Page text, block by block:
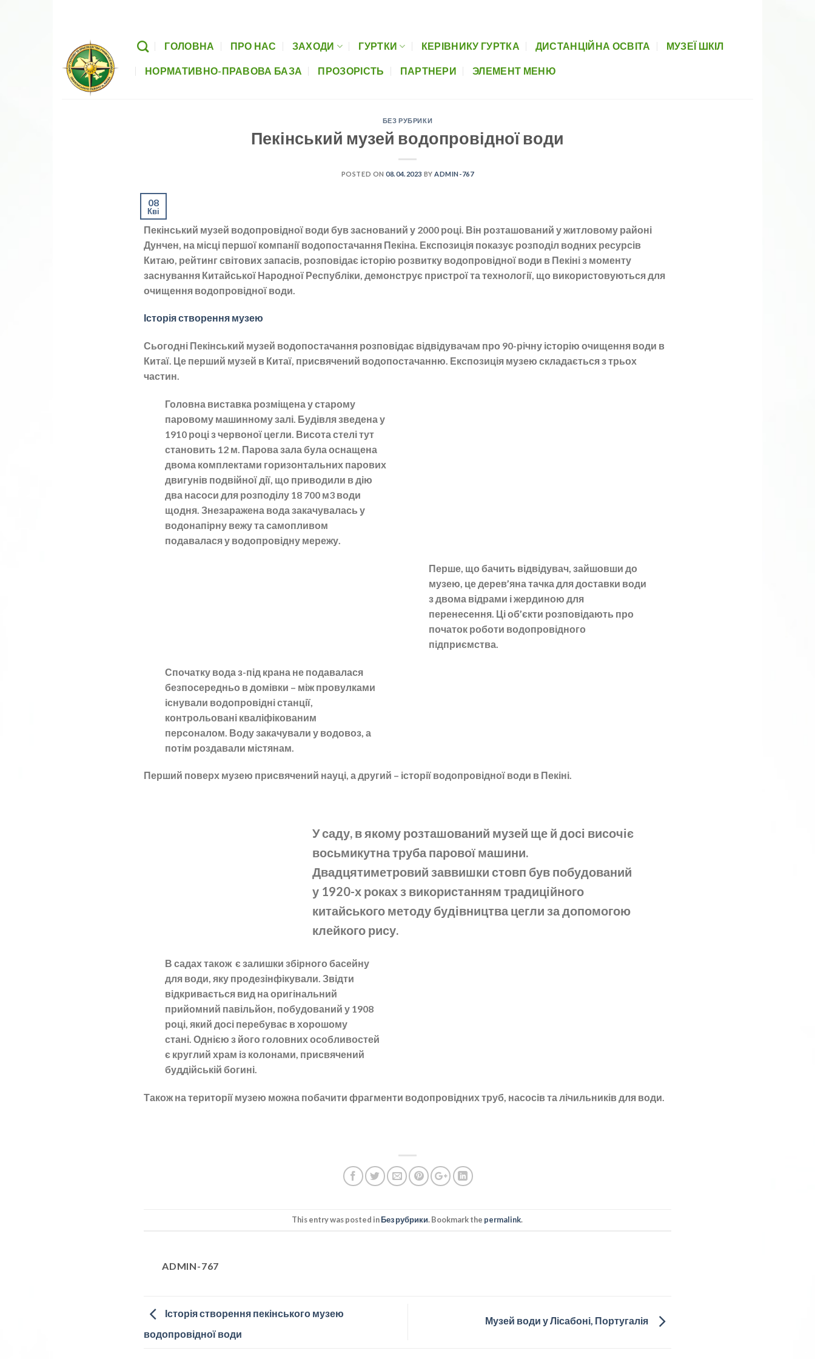
ГОЛОВНА ПРО НАС ЗАХОДИ ГУРТКИ КЕРІВНИКУ ГУРТКА ДИСТАНЦІЙНА ОСВІТА МУЗЕЇ ШКІЛ
НОРМАТИВНО-ПРАВОВА БАЗА ПРОЗОРІСТЬ ПАРТНЕРИ ЭЛЕМЕНТ МЕНЮ
БЕЗ РУБРИКИ
Пекінський музей водопровідної води
POSTED ON08.04.2023 BY ADMIN-767
08
Кві
Пекінський музей водопровідної води був заснований у 2000 році. Він розташований у житловому районі
Дунчен, на місці першої компанії водопостачання Пекіна. Експозиція показує розподіл водних ресурсів
Китаю, рейтинг світових запасів, розповідає історію розвитку водопровідної води в Пекіні з моменту
заснування Китайської Народної Республіки, демонструє пристрої та технології, що використовуються для
очищення водопровідної води.
Історія створення музею
Сьогодні Пекінський музей водопостачання розповідає відвідувачам про 90-річну історію очищення води в
Китаї. Це перший музей в Китаї, присвячений водопостачанню. Експозиція музею складається з трьох
частин.
Головна виставка розміщена у старому
паровому машинному залі. Будівля зведена у
1910 році з червоної цегли. Висота стелі тут
становить 12 м. Парова зала була оснащена
двома комплектами горизонтальних парових
двигунів подвійної дії, що приводили в дію
два насоси для розподілу 18 700 м3 води
щодня. Знезаражена вода закачувалась у
водонапірну вежу та самопливом
подавалася у водопровідну мережу.
Перше, що бачить відвідувач, зайшовши до
музею, це дерев’яна тачка для доставки води
з двома відрами і жердиною для
перенесення. Ці об’єкти розповідають про
початок роботи водопровідного
підприємства.
Спочатку вода з-під крана не подавалася
безпосередньо в домівки – між провулками
існували водопровідні станції,
контрольовані кваліфікованим
персоналом. Воду закачували у водовоз, а
потім роздавали містянам.
Перший поверх музею присвячений науці, а другий – історії водопровідної води в Пекіні.
У саду, в якому розташований музей ще й досі височіє
восьмикутна труба парової машини.
Двадцятиметровий заввишки стовп був побудований
у 1920-х роках з використанням традиційного
китайського методу будівництва цегли за допомогою
клейкого рису.
В садах також є залишки збірного басейну
для води, яку продезінфікували. Звідти
відкривається вид на оригінальний
прийомний павільйон, побудований у 1908
році, який досі перебуває в хорошому
стані. Однією з його головних особливостей
є круглий храм із колонами, присвячений
буддійській богині.
Також на території музею можна побачити фрагменти водопровідних труб, насосів та лічильників для води.
This entry was posted inБез рубрики. Bookmark the permalink.
ADMIN-767
Історія створення пекінського музею
водопровідної води
Музей води у Лісабоні, Португалія